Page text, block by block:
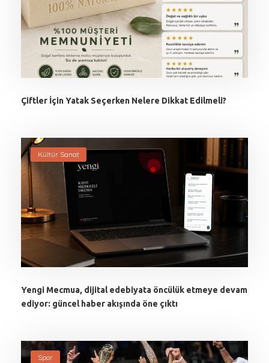
Çiftler İçin Yatak Seçerken Nelere Dikkat Edilmeli?
Kültür Sanat
Yengi Mecmua, dijital edebiyata öncülük etmeye devam
ediyor: güncel haber akışında öne çıktı
Spor